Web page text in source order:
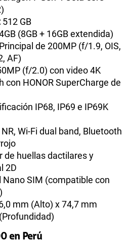
512 GB
(8GB + 16GB extendida)
Principal de 200MP (f/1.9, OIS,
AF)
(f/2.0) con video 4K
con HONOR SuperCharge de
IP68, IP69 e IP69K
NR, Wi-Fi dual band, Bluetooth
de huellas dactilares y
2D
Nano SIM (compatible con
mm (Alto) x 74,7 mm
en Perú